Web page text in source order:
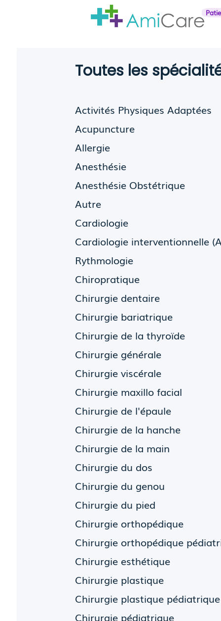
Toutes les
Activités Physiques Adaptées
Acupuncture
Allergie
Anesthésie
Anesthésie Obstétrique
Autre
Cardiologie
Cardiologie interventionnelle
Rythmologie
Chiropratique
Chirurgie dentaire
Chirurgie bariatrique
Chirurgie de la thyroïde
Chirurgie générale
Chirurgie viscérale
Chirurgie maxillo facial
Chirurgie de l'épaule
Chirurgie de la hanche
Chirurgie de la main
Chirurgie du dos
Chirurgie du genou
Chirurgie du pied
Chirurgie orthopédique
Chirurgie orthopédique
Chirurgie esthétique
Chirurgie plastique
Chirurgie plastique pédiatrique
Chirurgie pédiatrique